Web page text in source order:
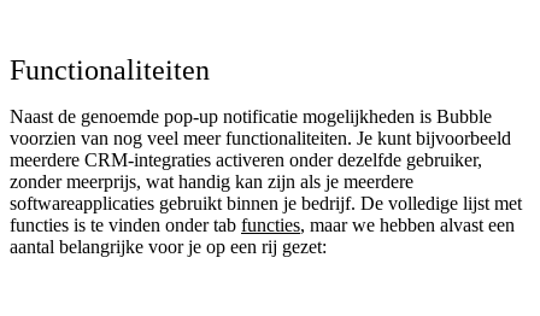
Functionaliteiten
Naast de genoemde pop-up notificatie mogelijkheden is Bubble
voorzien van nog veel meer functionaliteiten. Je kunt bijvoorbeeld
meerdere CRM-integraties activeren onder dezelfde gebruiker,
zonder meerprijs, wat handig kan zijn als je meerdere
softwareapplicaties gebruikt binnen je bedrijf. De volledige lijst met
functies is te vinden onder tab functies, maar we hebben alvast een
aantal belangrijke voor je op een rij gezet: